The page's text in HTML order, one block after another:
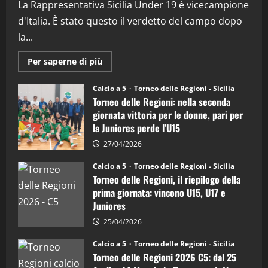
08/04/2026
La Rappresentativa Sicilia Under 19 è vicecampione
d'Italia. È stato questo il verdetto del campo dopo
la...
Per saperne di più
informazioni
Torneo
delle
Regioni
di
calcio
a
5:
la
Juniores
è
vicecampione
d’Italia
Calcio a 5 Torneo delle Regioni - Sicilia
Torneo delle Regioni: nella seconda
giornata vittoria per le donne, pari per
la Juniores perde l’U15
27/04/2026
Calcio a 5 Torneo delle Regioni - Sicilia
Torneo delle Regioni, il riepilogo della
prima giornata: vincono U15, U17 e
Juniores
25/04/2026
Calcio a 5 Torneo delle Regioni - Sicilia
Torneo delle Regioni 2026 C5: dal 25